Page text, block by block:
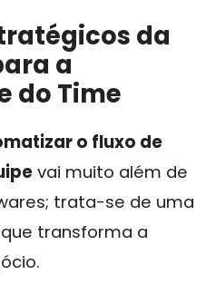
da
a
do Time
o fluxo de
vai muito além de
trata-se de uma
transforma a